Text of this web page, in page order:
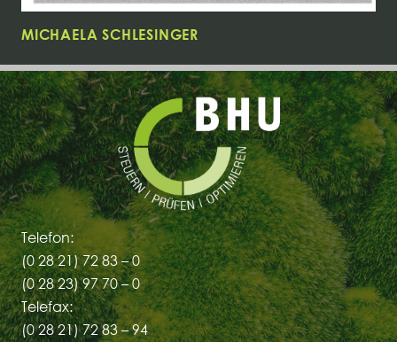
MICHAELA SCHLESINGER
Telefon:
(0 28 21) 72 83 – 0
(0 28 23) 97 70 – 0
Telefax:
(0 28 21) 72 83 – 94